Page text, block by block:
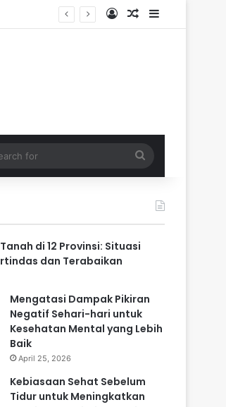
Log InRandom Article
Sidebar
for
di 12 Provinsi: Situasi
dan Terabaikan
Mengatasi Dampak Pikiran
Negatif Sehari-hari untuk
Kesehatan Mental yang Lebih
Baik
April 25, 2026
Kebiasaan Sehat Sebelum
Tidur untuk Meningkatkan